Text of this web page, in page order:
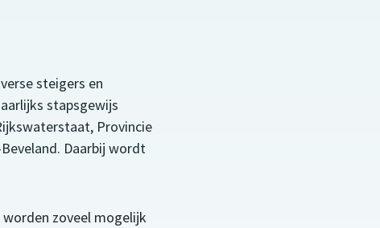
steigers en
stapsgewijs
Provincie
Daarbij wordt
zoveel mogelijk